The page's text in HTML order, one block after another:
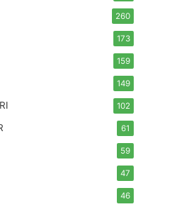
260
173
159
149
102
61
59
47
46